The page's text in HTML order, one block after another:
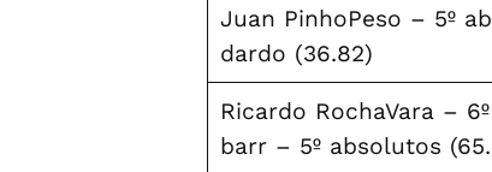
Juan PinhoPeso – 5º
dardo (36.82)
Ricardo RochaVara –
barr – 5º absolutos